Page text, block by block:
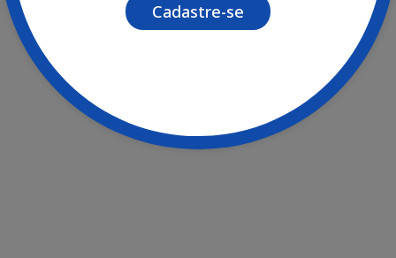
Cadastre-se